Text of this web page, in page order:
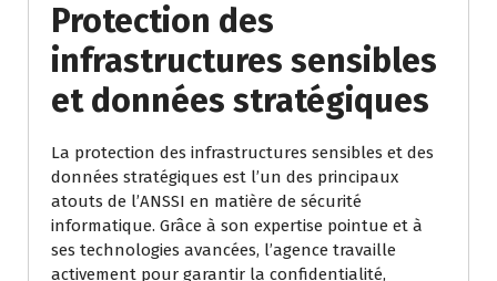
Protection des
infrastructures sensibles
et données stratégiques
La protection des infrastructures sensibles et des
données stratégiques est l’un des principaux
atouts de l’ANSSI en matière de sécurité
informatique. Grâce à son expertise pointue et à
ses technologies avancées, l’agence travaille
activement pour garantir la confidentialité,